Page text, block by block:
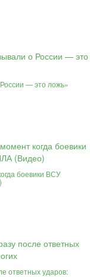
— это ложь»
боевики ВСУ
ответных ударов: